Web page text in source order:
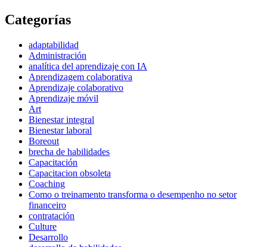
Categorías
adaptabilidad
Administración
analítica del aprendizaje con IA
Aprendizagem colaborativa
Aprendizaje colaborativo
Aprendizaje móvil
Art
Bienestar integral
Bienestar laboral
Boreout
brecha de habilidades
Capacitación
Capacitacion obsoleta
Coaching
Como o treinamento transforma o desempenho no setor
financeiro
contratación
Culture
Desarrollo